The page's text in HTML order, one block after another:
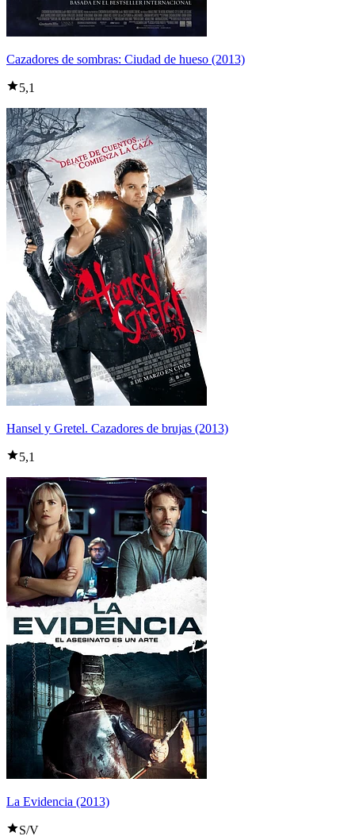
Cazadores de sombras: Ciudad de hueso (2013)
5,1
Hansel y Gretel. Cazadores de brujas (2013)
5,1
La Evidencia (2013)
S/V